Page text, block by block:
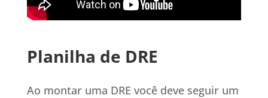
Planilha de DRE
Ao montar uma DRE você deve seguir um